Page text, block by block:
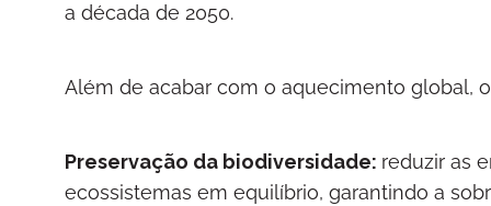
a década de 2050.
Além de acabar com o aquecimento global,
Preservação da biodiversidade: reduzir as
ecossistemas em equilíbrio, garantindo a